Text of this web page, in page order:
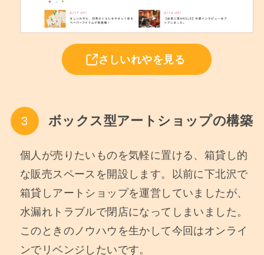
さしいれやを見る
ボックス型アートショップの構築
個人が売りたいものを気軽に置ける、箱貸し的
な販売スペースを開設します。以前に下北沢で
箱貸しアートショップを運営していましたが、
水漏れトラブルで閉店になってしまいました。
このときのノウハウを生かして今回はオンライ
ンでリベンジしたいです。